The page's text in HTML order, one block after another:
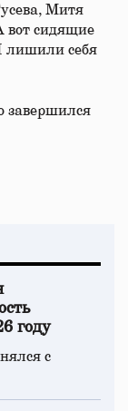
Митя
сидящие
лишили себя
завершился
году
с